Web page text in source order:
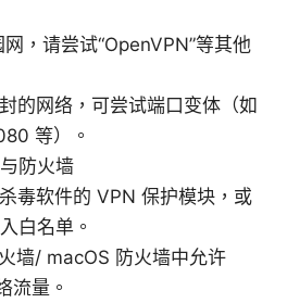
，请尝试“OpenVPN”等其他
的网络，可尝试端口变体（如
等）。
防火墙
毒软件的 VPN 保护模块，或
白名单。
墙/ macOS 防火墙中允许
流量。